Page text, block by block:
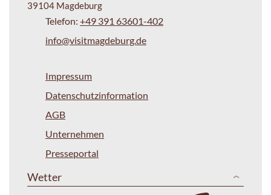
39104 Magdeburg
Telefon: +49 391 63601-402
info@visitmagdeburg.de
Impressum
Datenschutzinformation
AGB
Unternehmen
Presseportal
Wetter